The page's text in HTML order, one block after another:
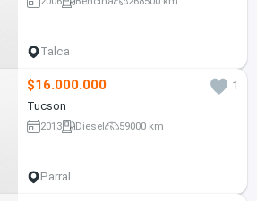
Talca
$16.000.000
1
Tucson
2013 Diesel 59000 km
Parral